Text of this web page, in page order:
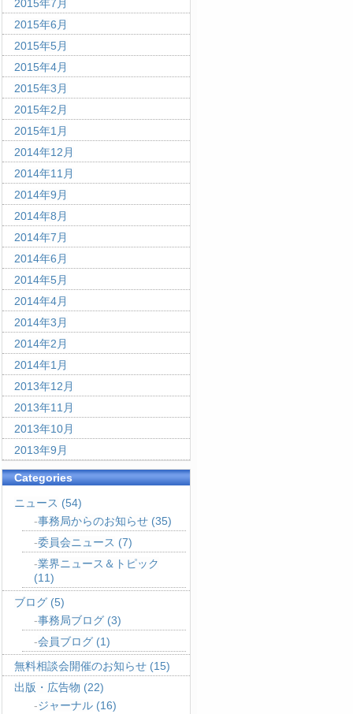
2015年7月
2015年6月
2015年5月
2015年4月
2015年3月
2015年2月
2015年1月
2014年12月
2014年11月
2014年9月
2014年8月
2014年7月
2014年6月
2014年5月
2014年4月
2014年3月
2014年2月
2014年1月
2013年12月
2013年11月
2013年10月
2013年9月
Categories
ニュース (54)
事務局からのお知らせ (35)
委員会ニュース (7)
業界ニュース＆トピック
(11)
ブログ (5)
事務局ブログ (3)
会員ブログ (1)
無料相談会開催のお知らせ (15)
出版・広告物 (22)
ジャーナル (16)